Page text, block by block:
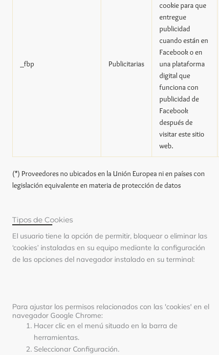
_fbp Publicitarias
cookie para que
entregue
publicidad
cuando están en
Facebook o en
una plataforma
digital que
funciona con
publicidad de
Facebook
después de
visitar este sitio
web.
(*) Proveedores no ubicados en la Unión Europea ni en países con
legislación equivalente en materia de protección de datos
Tipos de Cookies
El usuario tiene la opción de permitir, bloquear o eliminar las
‘cookies’ instaladas en su equipo mediante la configuración
de las opciones del navegador instalado en su terminal:
Para ajustar los permisos relacionados con las 'cookies' en el
navegador Google Chrome:
Hacer clic en el menú situado en la barra de
herramientas.
Seleccionar Configuración.